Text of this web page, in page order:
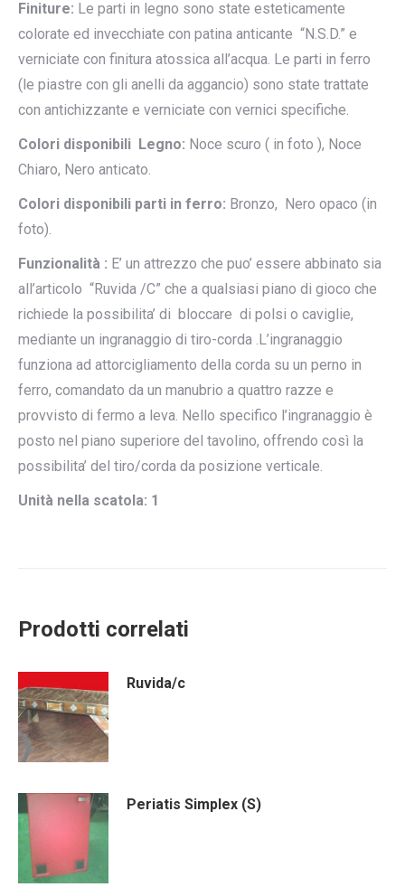
Finiture: Le parti in legno sono state esteticamente
colorate ed invecchiate con patina anticante “N.S.D.” e
verniciate con finitura atossica all’acqua. Le parti in ferro
(le piastre con gli anelli da aggancio) sono state trattate
con antichizzante e verniciate con vernici specifiche.
Colori disponibili Legno: Noce scuro ( in foto ), Noce
Chiaro, Nero anticato.
Colori disponibili parti in ferro: Bronzo, Nero opaco (in
foto).
Funzionalità : E’ un attrezzo che puo’ essere abbinato sia
all’articolo “Ruvida /C” che a qualsiasi piano di gioco che
richiede la possibilita’ di bloccare di polsi o caviglie,
mediante un ingranaggio di tiro-corda .L’ingranaggio
funziona ad attorcigliamento della corda su un perno in
ferro, comandato da un manubrio a quattro razze e
provvisto di fermo a leva. Nello specifico l’ingranaggio è
posto nel piano superiore del tavolino, offrendo così la
possibilita’ del tiro/corda da posizione verticale.
Unità nella scatola: 1
Prodotti correlati
Ruvida/c
Periatis Simplex (S)